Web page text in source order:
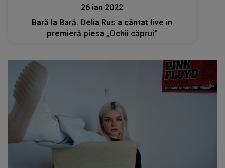
26 ian 2022
Bară la Bară. Delia Rus a cântat live în
premieră piesa „Ochii căprui”